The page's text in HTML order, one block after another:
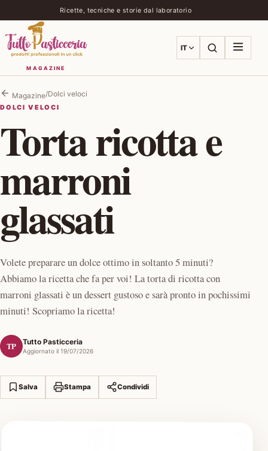
Ricette, tecniche e storie dal laboratorio
MAGAZINE
IT Apri laApri il
Magazine/Dolci veloci
DOLCI VELOCI
Torta ricotta e
marroni
glassati
Volete preparare un dolce ottimo in soltanto 5 minuti?
Abbiamo la ricetta che fa per voi! La torta di ricotta con
marroni glassati è un dessert gustoso e sarà pronto in pochissimi
minuti! Scopriamo la ricetta!
TP Tutto Pasticceria
Aggiornato il 19/07/2026
Salva Stampa Condividi